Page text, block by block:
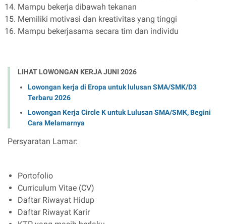
Mampu bekerja dibawah tekanan
Memiliki motivasi dan kreativitas yang tinggi
Mampu bekerjasama secara tim dan individu
LIHAT LOWONGAN KERJA JUNI 2026
Lowongan kerja di Eropa untuk lulusan SMA/SMK/D3
Terbaru 2026
Lowongan Kerja Circle K untuk Lulusan SMA/SMK, Begini
Cara Melamarnya
Persyaratan Lamar:
Portofolio
Curriculum Vitae (CV)
Daftar Riwayat Hidup
Daftar Riwayat Karir